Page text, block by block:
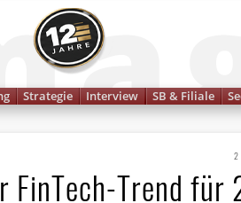
Strategie Interview SB & Filiale
FinTech-Trend für